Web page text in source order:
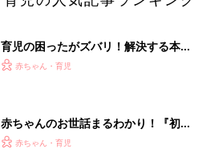
以上が続々登場
PR（Amazon）
ランキングをもっと見る